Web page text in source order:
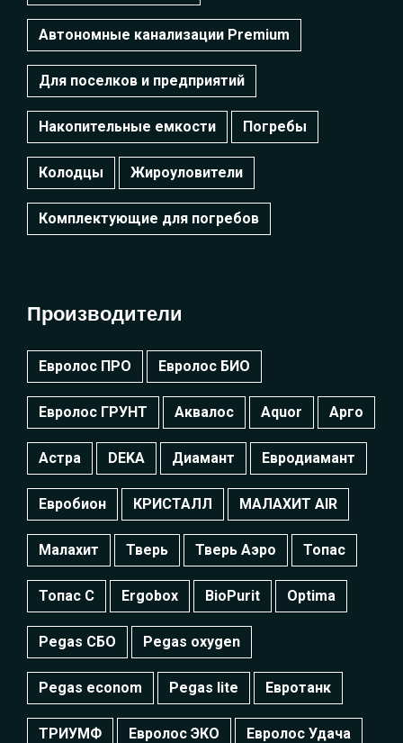
Автономные канализации Premium
Для поселков и предприятий
Накопительные емкости Погребы
Колодцы Жироуловители
Комплектующие для погребов
Производители
Евролос ПРО Евролос БИО
Евролос ГРУНТ Аквалос Aquor Арго
Астра DEKA Диамант Евродиамант
Евробион КРИСТАЛЛ МАЛАХИТ AIR
Малахит Тверь Тверь Аэро Топас
Топас С Ergobox BioPurit Optima
Pegas СБО Pegas oxygen
Pegas econom Pegas lite Евротанк
ТРИУМФ Евролос ЭКО Евролос Удача